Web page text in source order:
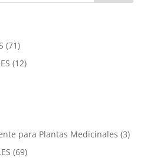
7171
productos
1212
para Plantas Medicinales 33
6969